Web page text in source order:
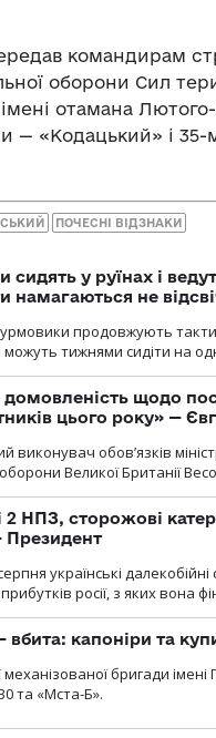
командирам
оборони Сил
отамана
— «Кодацький» і 35-
ПОЧЕСНІ ВІДЗНАКИ
сидять у руїнах і
намагаються не
продовжують
можуть тижнями сидіти на
щодо
цього року» —
виконувач обов’язків
Великої Британії
НПЗ, сторожові
українські
росії, з яких вона
вбита: капоніри та
механізованої бригади
та «Мста-Б».